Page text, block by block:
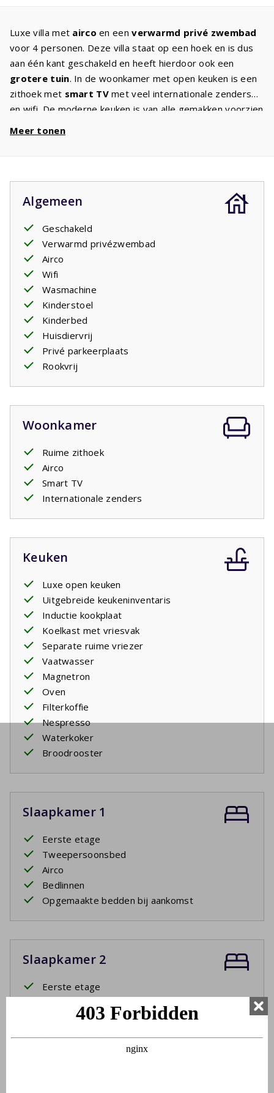
Luxe villa met airco en eenverwarmd privé zwembad
voor 4 personen. Deze villa staat op een hoek en is dus
aan één kant geschakeld en heeft hierdoor ook een
grotere tuin. In de woonkamer met open keuken is een
zithoek met smart TVmet veel internationale zenders
en wifi. De moderne keuken is van alle gemakken voorzien
toilet. In de woonkamer en de slaapkamers is airco. In dit
huis staat ook een kinderstoel en kinderbedje. Door de
grote openslaande deuren komt u op het terras waar een
comfortabel tuinset met drie
en een gasbarbecuevoor u klaar staat. Vanaf het terras
heeft u zicht op het
moment van de dag van een frisse duik.
Uw verblijf is inclusief opgemaakte bedden.
Privézwembad open: 11/4/2026 - 24/10/2026
Meer tonen
Algemeen
Geschakeld
Verwarmd privézwembad
Airco
Wifi
Wasmachine
Kinderstoel
Kinderbed
Huisdiervrij
Privé parkeerplaats
Rookvrij
Woonkamer
Ruime zithoek
Airco
Smart TV
Internationale zenders
Keuken
Luxe open keuken
Uitgebreide keukeninventaris
Inductie kookplaat
Koelkast met vriesvak
Separate ruime vriezer
Vaatwasser
Magnetron
Oven
Filterkoffie
Nespresso
Waterkoker
Broodrooster
Slaapkamer 1
Eerste etage
Tweepersoonsbed
Airco
Bedlinnen
Opgemaakte bedden bij aankomst
Slaapkamer 2
Eerste etage